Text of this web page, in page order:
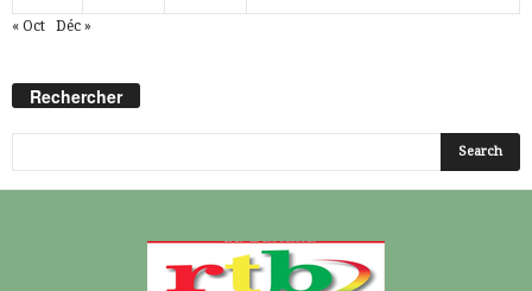
« Oct Déc »
Rechercher